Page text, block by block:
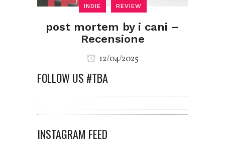
INDIE REVIEW
post mortem by i cani –
Recensione
12/04/2025
FOLLOW US #TBA
INSTAGRAM FEED